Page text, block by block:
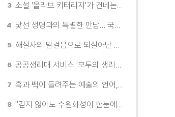
소설 '올리브 키터리지'가 건네는 삶과 연민의 철학
낯선 생명과의 특별한 만남… 국제전 《패트리샤 피치니니: 킨쉽》
해설사의 발걸음으로 되살아난 수원의 독립운동 역사
공공생리대 서비스 '모두의 생리대' 시범 운영...수원시청·4개 구청 등에 지급기 설치
흑과 백이 들려주는 예술의 언어, 수원시립미술관 소장품전《블랑 블랙 파노라마》
"걷지 않아도 수원화성이 한눈에"…무장애 관광버스 '수원행차' 타보니